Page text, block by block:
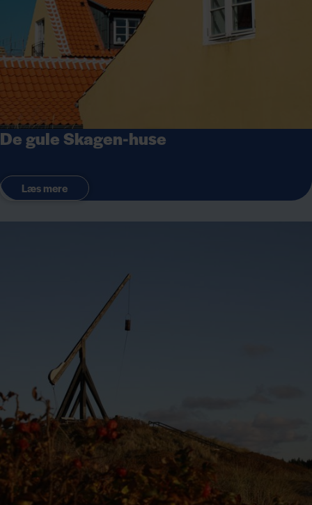
De gule Skagen-huse
Læs mere